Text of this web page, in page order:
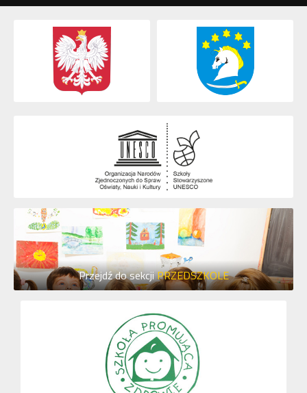
Przejdź do sekcjiPRZEDSZKOLE